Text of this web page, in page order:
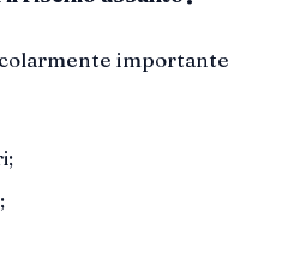
importante